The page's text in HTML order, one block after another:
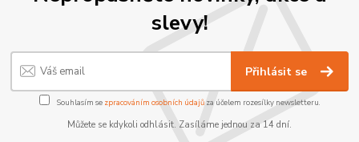
slevy!
Přihlásit se
Souhlasím se zpracováním osobních údajůza účelem rozesílky newsletteru.
Můžete se kdykoli odhlásit. Zasíláme jednou za 14 dní.